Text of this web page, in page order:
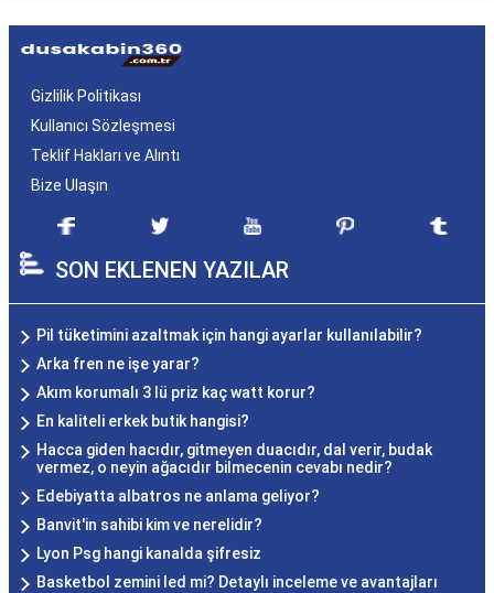
Gizlilik Politikası
Kullanıcı Sözleşmesi
Teklif Hakları ve Alıntı
Bize Ulaşın
SON EKLENEN YAZILAR
Pil tüketimini azaltmak için hangi ayarlar kullanılabilir?
Arka fren ne işe yarar?
Akım korumalı 3 lü priz kaç watt korur?
En kaliteli erkek butik hangisi?
Hacca giden hacıdır, gitmeyen duacıdır, dal verir, budak
vermez, o neyin ağacıdır bilmecenin cevabı nedir?
Edebiyatta albatros ne anlama geliyor?
Banvit'in sahibi kim ve nerelidir?
Lyon Psg hangi kanalda şifresiz
Basketbol zemini led mi? Detaylı inceleme ve avantajları